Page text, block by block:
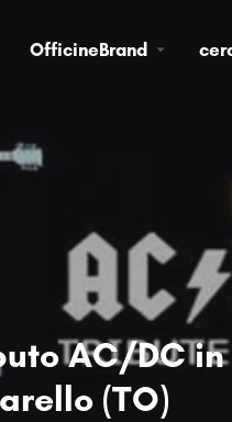
OfficineBrand
AC/DC
(TO)